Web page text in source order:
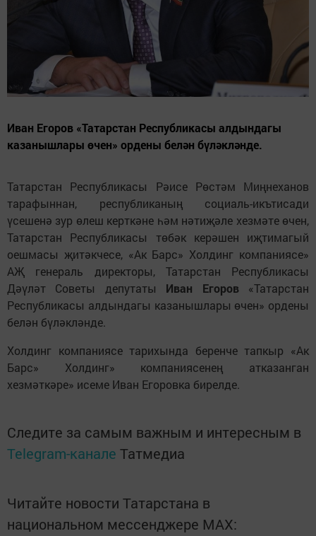
Иван Егоров «Татарстан Республикасы алдындагы
казанышлары өчен» ордены белән бүләкләнде.
Татарстан Республикасы Рәисе Рөстәм Миңнеханов
тарафыннан, республиканың социаль-икътисади
үсешенә зур өлеш керткәне һәм нәтиҗәле хезмәте өчен,
Татарстан Республикасы төбәк керәшен иҗтимагый
оешмасы җитәкчесе, «Ак Барс» Холдинг компаниясе»
АҖ генераль директоры, Татарстан Республикасы
Дәүләт Советы депутаты Иван Егоров«Татарстан
Республикасы алдындагы казанышлары өчен» ордены
белән бүләкләнде.
Холдинг компаниясе тарихында беренче тапкыр «Ак
Барс» Холдинг» компаниясенең атказанган
хезмәткәре» исеме Иван Егоровка бирелде.
Следите за самым важным и интересным в
Telegram-канале Татмедиа
Читайте новости Татарстана в
национальном мессенджере MАХ: